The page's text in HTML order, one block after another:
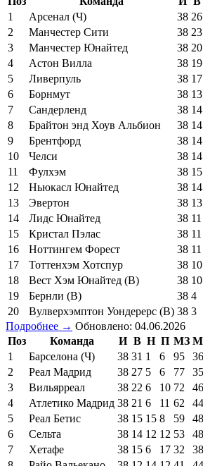
1
Арсенал (Ч) 38 26
2
Манчестер Сити 38 23
3
Манчестер Юнайтед 38 20
4
Астон Вилла 38 19
5
Ливерпуль 38 17
6
Борнмут 38 13
7
Сандерленд 38 14
8
Брайтон энд Хоув Альбион 38 14
9
Брентфорд 38 14
10
Челси 38 14
11
Фулхэм 38 15
12
Ньюкасл Юнайтед 38 14
13
Эвертон 38 13
14
Лидс Юнайтед 38 11
15
Кристал Пэлас 38 11
16
Ноттингем Форест 38 11
17
Тоттенхэм Хотспур 38 10
18
Вест Хэм Юнайтед (В) 38 10
19
Бернли (В) 38 4
20
Вулверхэмптон Уондерерс (В) 38 3
Подробнее → Обновлено: 04.06.2026
Поз
Команда И В Н П МЗ
1
Барселона (Ч) 38 31 1 6 95 36
2
Реал Мадрид 38 27 5 6 77 35
3
Вильярреал 38 22 6 10 72 46
4
Атлетико Мадрид 38 21 6 11 62 44
5
Реал Бетис 38 15 15 8 59 48
6
Сельта 38 14 12 12 53 48
7
Хетафе 38 15 6 17 32 38